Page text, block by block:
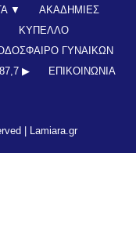
▼
ΑΚΑΔΗΜΙΕΣ
ΚΥΠΕΛΛΟ
ΓΥΝΑΙΚΩΝ
▶︎ ΕΠΙΚΟΙΝΩΝΊΑ
| Lamiara.gr